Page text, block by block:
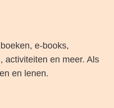
e-books,
activiteiten en meer. Als
en lenen.